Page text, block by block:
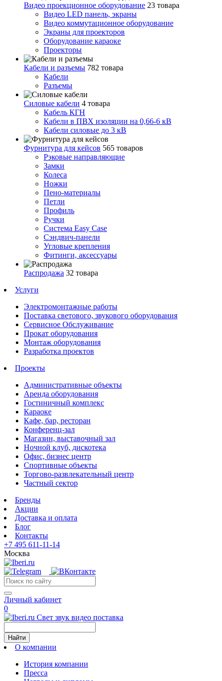
Видео проекционное оборудование 23 товара
Видео LED панель, экраны
Видео коммутационное оборудование
Экраны для проекторов
Оборудование караоке
Проекторы
Кабели и разъемы 782 товара
Кабели
Разъемы
Силовые кабели 4 товара
Кабель КГН
Кабели в ПВХ изоляции на 0,66-6 кВ
Кабели силовые до 3 кВ
Фурнитура для кейсов 565 товаров
Рэковые направляющие
Замки
Колеса
Ножки
Пено-материалы
Петли
Профиль
Ручки
Система Easy Case
Сэндвич-панели
Угловые крепления
Фитинги, аксессуары
Распродажа 32 товара
Услуги
Электромонтажные работы
Поставка светового, звукового оборудования
Сервисное Обслуживание
Прокат оборудования
Монтаж оборудования
Разработка проектов
Проекты
Административные объекты
Аренда оборудования
Гостиничный комплекс
Караоке
Кафе, бар, ресторан
Конференц-зал
Магазин, выставочный зал
Ночной клуб, дискотека
Офис, бизнес центр
Спортивные объекты
Торгово-развлекательный центр
Частный сектор
Бренды
Акции
Доставка и оплата
Блог
Контакты
+7 495 611-11-14
Москва
Личный кабинет
0
Свет звук видео поставка
Найти
О компании
История компании
Пресса